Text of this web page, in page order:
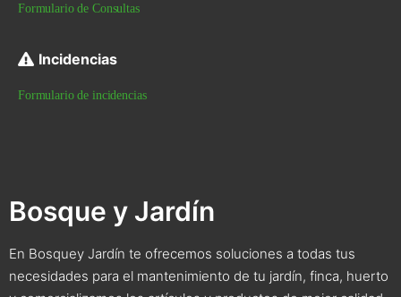
Formulario de Consultas
Incidencias
Formulario de incidencias
Bosque y Jardín
En Bosquey Jardín te ofrecemos soluciones a todas tus
necesidades para el mantenimiento de tu jardín, finca, huerto